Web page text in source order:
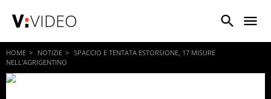
VIDEO
HOME NOTIZIE
SPACCIO E TENTATA ESTORSIONE, 17 MISURE
NELL'AGRIGENTINO